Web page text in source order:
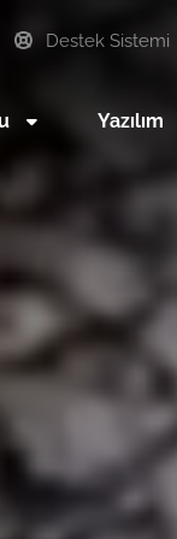
Destek Sistemi
Yazılım